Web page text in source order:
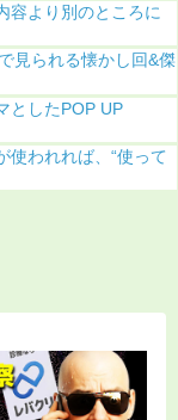
容より別のところに
見られる懐かし回&傑
としたPOP UP
使われれば、“使って